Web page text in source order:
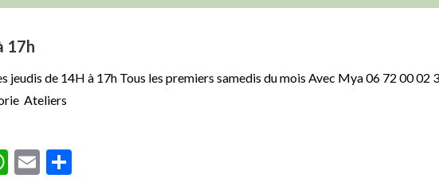
17h
jeudis de 14H à 17h Tous les premiers samedis du mois Avec Mya 06 72 00 02
Ateliers
WhatsApp
Email